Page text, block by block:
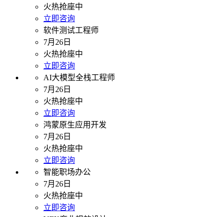
火热抢座中
立即咨询
软件测试工程师
7月26日
火热抢座中
立即咨询
AI大模型全栈工程师
7月26日
火热抢座中
立即咨询
鸿蒙原生应用开发
7月26日
火热抢座中
立即咨询
智能职场办公
7月26日
火热抢座中
立即咨询